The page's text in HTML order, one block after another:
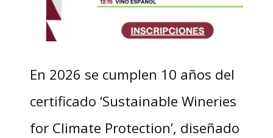
En 2026 se cumplen 10 años del
certificado ‘Sustainable Wineries
for Climate Protection’, diseñado